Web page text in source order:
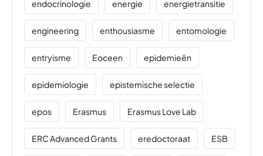
endocrinologie energie energietransitie
engineering enthousiasme entomologie
entryisme Eoceen epidemieën
epidemiologie epistemische selectie
epos Erasmus Erasmus Love Lab
ERC Advanced Grants eredoctoraat ESB